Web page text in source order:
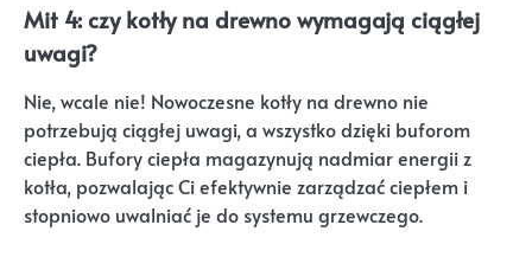
Mit 4: czy kotły na drewno wymagają ciągłej
uwagi?
Nie, wcale nie! Nowoczesne kotły na drewno nie
potrzebują ciągłej uwagi, a wszystko dzięki buforom
ciepła. Bufory ciepła magazynują nadmiar energii z
kotła, pozwalając Ci efektywnie zarządzać ciepłem i
stopniowo uwalniać je do systemu grzewczego.